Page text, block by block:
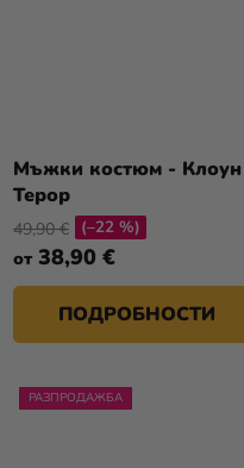
Мъжки костюм - Клоун
Терор
от 38,90 €
49,90 € (–22 %)
ПОДРОБНОСТИ
РАЗПРОДАЖБА